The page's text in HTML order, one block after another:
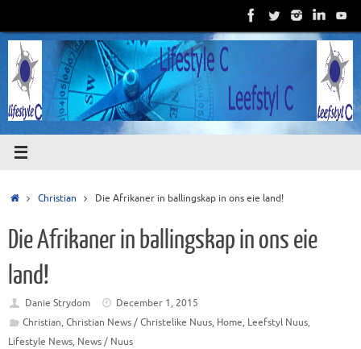
content
HomeChristian Die Afrikaner in ballingskap in ons eie land!
Die Afrikaner in ballingskap in ons eie
land!
Danie Strydom
December 1, 2015
Christian, Christian News / Christelike Nuus, Home, Leefstyl Nuus,
Lifestyle News, News / Nuus